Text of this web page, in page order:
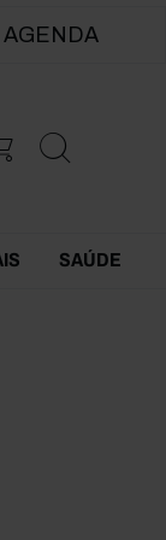
AGENDA
SAÚDE